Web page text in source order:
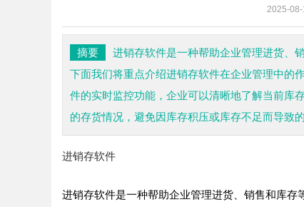
2025-08-
摘要
进销存软件是一种帮助企业管理进货、
下面我们将重点介绍进销存软件在企业管理中的
件的实时监控功能，企业可以清晰地了解当前库
的存货情况，避免因库存积压或库存不足而导致
进销存软件
进销存软件是一种帮助企业管理进货、销售和库